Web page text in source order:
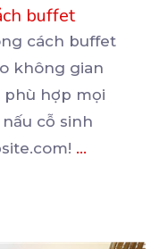
buffet
cách buffet
không gian
phù hợp mọi
cỗ sinh
...